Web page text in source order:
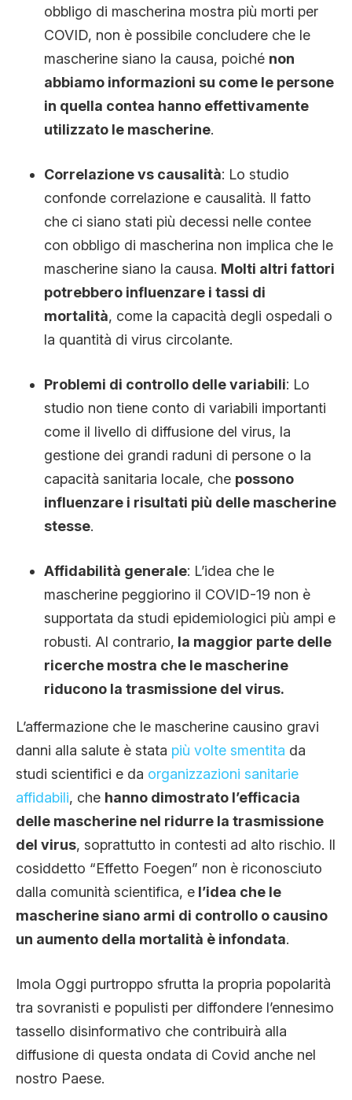
obbligo di mascherina mostra più morti per
COVID, non è possibile concludere che le
mascherine siano la causa, poiché non
abbiamo informazioni su come le persone
in quella contea hanno effettivamente
utilizzato le mascherine.
Correlazione vs causalità: Lo studio
confonde correlazione e causalità. Il fatto
che ci siano stati più decessi nelle contee
con obbligo di mascherina non implica che le
mascherine siano la causa. Molti altri fattori
potrebbero influenzare i tassi di
mortalità, come la capacità degli ospedali o
la quantità di virus circolante.
Problemi di controllo delle variabili: Lo
studio non tiene conto di variabili importanti
come il livello di diffusione del virus, la
gestione dei grandi raduni di persone o la
capacità sanitaria locale, che possono
influenzare i risultati più delle mascherine
stesse.
Affidabilità generale: L’idea che le
mascherine peggiorino il COVID-19 non è
supportata da studi epidemiologici più ampi e
robusti. Al contrario, la maggior parte delle
ricerche mostra che le mascherine
riducono la trasmissione del virus.
L’affermazione che le mascherine causino gravi
danni alla salute è stata più volte smentita da
studi scientifici e da organizzazioni sanitarie
affidabili, che hanno dimostrato l’efficacia
delle mascherine nel ridurre la trasmissione
del virus, soprattutto in contesti ad alto rischio. Il
cosiddetto “Effetto Foegen” non è riconosciuto
dalla comunità scientifica, e l’idea che le
mascherine siano armi di controllo o causino
un aumento della mortalità è infondata.
Imola Oggi purtroppo sfrutta la propria popolarità
tra sovranisti e populisti per diffondere l’ennesimo
tassello disinformativo che contribuirà alla
diffusione di questa ondata di Covid anche nel
nostro Paese.